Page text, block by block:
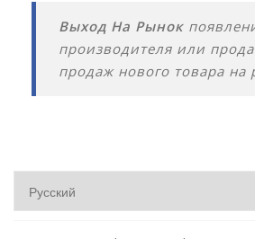
Выход На Рынок
производителя или
продаж нового товара на